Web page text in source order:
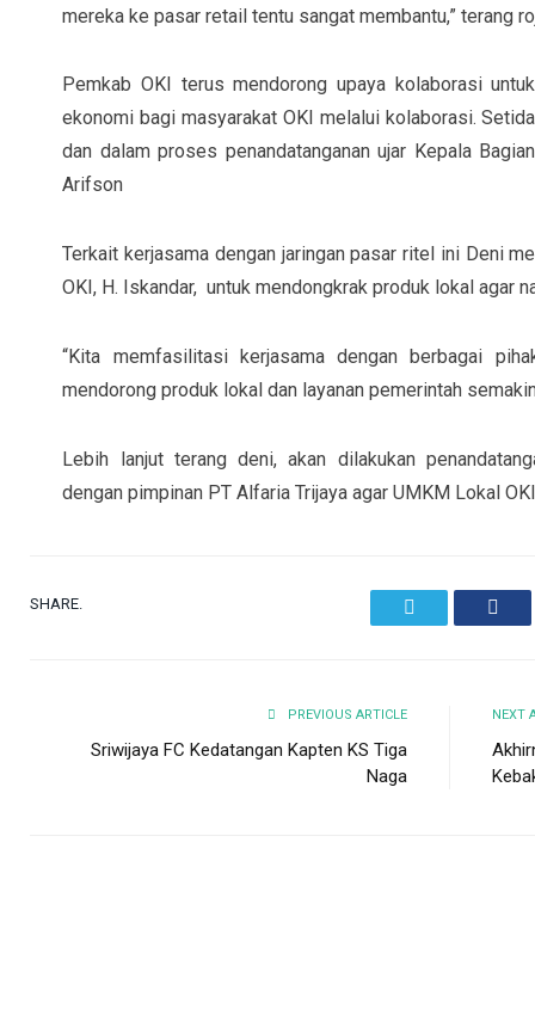
mereka ke pasar retail tentu sangat membantu,” terang
Pemkab OKI terus mendorong upaya kolaborasi
ekonomi bagi masyarakat OKI melalui kolaborasi.
dan dalam proses penandatanganan ujar Kepala
Arifson
Terkait kerjasama dengan jaringan pasar ritel ini Deni
OKI, H. Iskandar, untuk mendongkrak produk lokal agar
“Kita memfasilitasi kerjasama dengan berbagai
mendorong produk lokal dan layanan pemerintah
Lebih lanjut terang deni, akan dilakukan
dengan pimpinan PT Alfaria Trijaya agar UMKM Lokal
SHARE.
PREVIOUS ARTICLE
Sriwijaya FC Kedatangan Kapten KS Tiga
Naga
NEXT